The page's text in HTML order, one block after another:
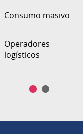
Consumo masivo
Operadores
logísticos